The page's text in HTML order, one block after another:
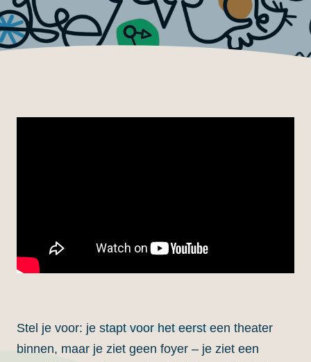
Stel je voor: je stapt voor het eerst een theater
binnen, maar je ziet geen foyer – je ziet een